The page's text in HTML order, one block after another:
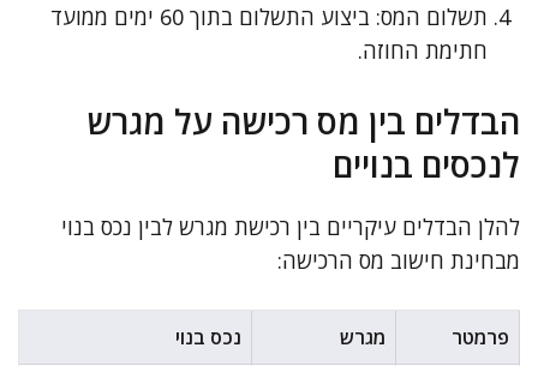
תשלום המס: ביצוע התשלום בתוך 60 ימים ממועד
חתימת החוזה.
הבדלים בין מס רכישה על מגרש
לנכסים בנויים
להלן הבדלים עיקריים בין רכישת מגרש לבין נכס בנוי
מבחינת חישוב מס הרכישה:
פרמטר מגרש נכס בנוי